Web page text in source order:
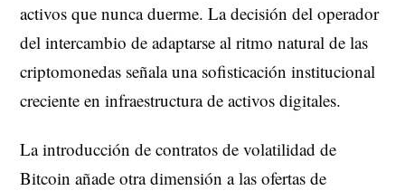
activos que nunca duerme. La decisión del operador
del intercambio de adaptarse al ritmo natural de las
criptomonedas señala una sofisticación institucional
creciente en infraestructura de activos digitales.
La introducción de contratos de volatilidad de
Bitcoin añade otra dimensión a las ofertas de